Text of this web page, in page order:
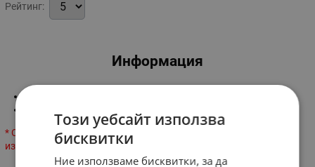
Рейтинг:
Информация
* Оцветяването на продукта може да врира от показаното на
изображението, в зависимост от производителя!
Този уебсайт използва
бисквитки
Ние използваме бисквитки, за да